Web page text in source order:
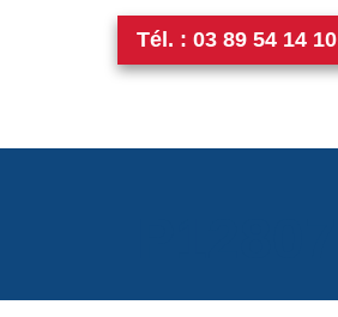
Tél. : 03 89 54 14 10